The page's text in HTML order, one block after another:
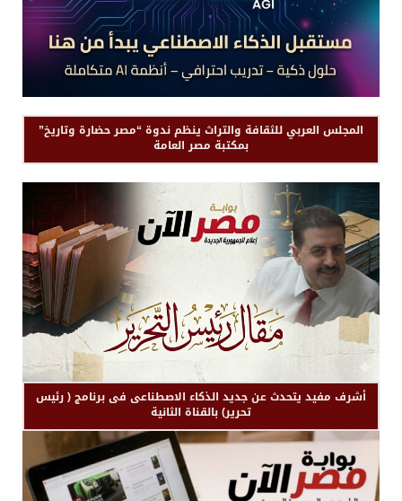
المجلس العربي للثقافة والتراث ينظم ندوة “مصر حضارة وتاريخ”
بمكتبة مصر العامة
أشرف مفيد يتحدث عن جديد الذكاء الاصطناعى فى برنامج ( رئيس
تحرير) بالقناة الثانية